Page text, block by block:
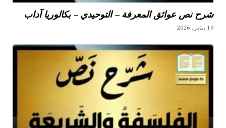
شرح نص عوائق المعرفة – التوحيدي – بكالوريا آداب
19 يناير، 2026